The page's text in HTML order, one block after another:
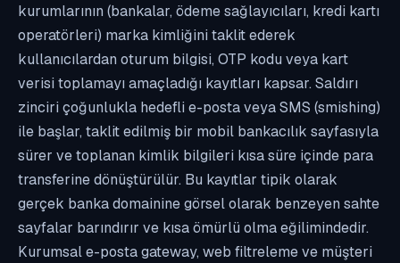
kurumlarının (bankalar, ödeme sağlayıcıları, kredi kartı
operatörleri) marka kimliğini taklit ederek
kullanıcılardan oturum bilgisi, OTP kodu veya kart
verisi toplamayı amaçladığı kayıtları kapsar. Saldırı
zinciri çoğunlukla hedefli e-posta veya SMS (smishing)
ile başlar, taklit edilmiş bir mobil bankacılık sayfasıyla
sürer ve toplanan kimlik bilgileri kısa süre içinde para
transferine dönüştürülür. Bu kayıtlar tipik olarak
gerçek banka domainine görsel olarak benzeyen sahte
sayfalar barındırır ve kısa ömürlü olma eğilimindedir.
Kurumsal e-posta gateway, web filtreleme ve müşteri